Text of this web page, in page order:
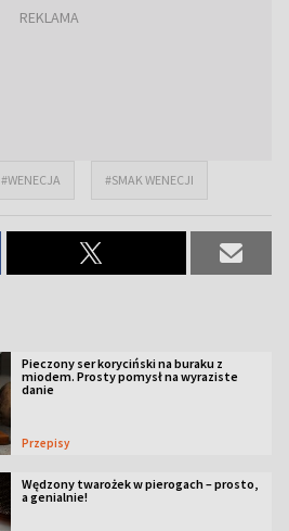
#WENECJA #SMAK WENECJI
Pieczony ser koryciński na buraku z
miodem. Prosty pomysł na wyraziste
danie
Przepisy
Wędzony twarożek w pierogach – prosto,
a genialnie!